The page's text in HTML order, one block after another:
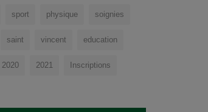
sport physique soignies
saint vincent education
2020 2021 Inscriptions